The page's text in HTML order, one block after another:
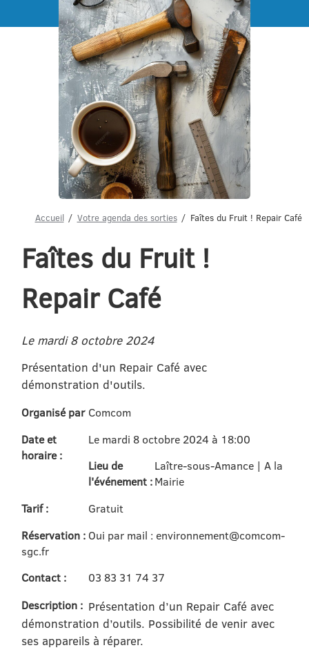
Menu
Accueil Votre agenda des sorties Faîtes du Fruit ! Repair Café
Faîtes du Fruit !
Repair Café
Le mardi 8 octobre 2024
Présentation d'un Repair Café avec
démonstration d'outils.
Organisé par Comcom
Date et
horaire :
Le mardi 8 octobre 2024 à 18:00
Lieu de
l'événement :
Laître-sous-Amance | A la
Mairie
Tarif :
Gratuit
Réservation : Oui par mail : environnement@comcom-
sgc.fr
Contact :
03 83 31 74 37
Description : Présentation d’un Repair Café avec
démonstration d’outils. Possibilité de venir avec
ses appareils à réparer.